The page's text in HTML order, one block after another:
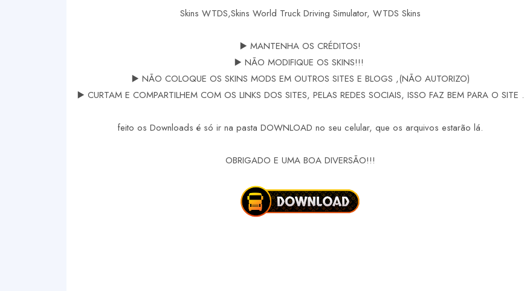
Skins WTDS,Skins World Truck Driving Simulator, WTDS Skins
▶️ MANTENHA OS CRÉDITOS!
▶️ NÃO MODIFIQUE OS SKINS!!!
▶️ NÃO COLOQUE OS SKINS MODS EM OUTROS SITES E BLOGS ,(NÃO AUTORIZO)
▶️ CURTAM E COMPARTILHEM COM OS LINKS DOS SITES, PELAS REDES SOCIAIS, ISSO FAZ BEM PARA O SITE .
feito os Downloads é só ir na pasta DOWNLOAD no seu celular, que os arquivos estarão lá.
OBRIGADO E UMA BOA DIVERSÃO!!!